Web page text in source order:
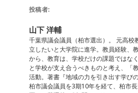
e
b
o
o
k
n
投稿者:
山下 洋輔
千葉県議会議員（柏市選出）。 元高校
立したいと大学院に進学。教員経験、
から、教育は、学校だけの課題ではな
と学校が支え合うべきものと考え、「
活動。著書『地域の力を引き出す学び
柏市議会議員を3期10年を経て、柏市